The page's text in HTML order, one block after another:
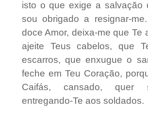
isto o que exige a salvação
sou obrigado a resignar-
doce Amor, deixa-me que Te
ajeite Teus cabelos, que
escarros, que enxugue o
feche em Teu Coração,
Caifás, cansado, quer
entregando-Te aos soldados.